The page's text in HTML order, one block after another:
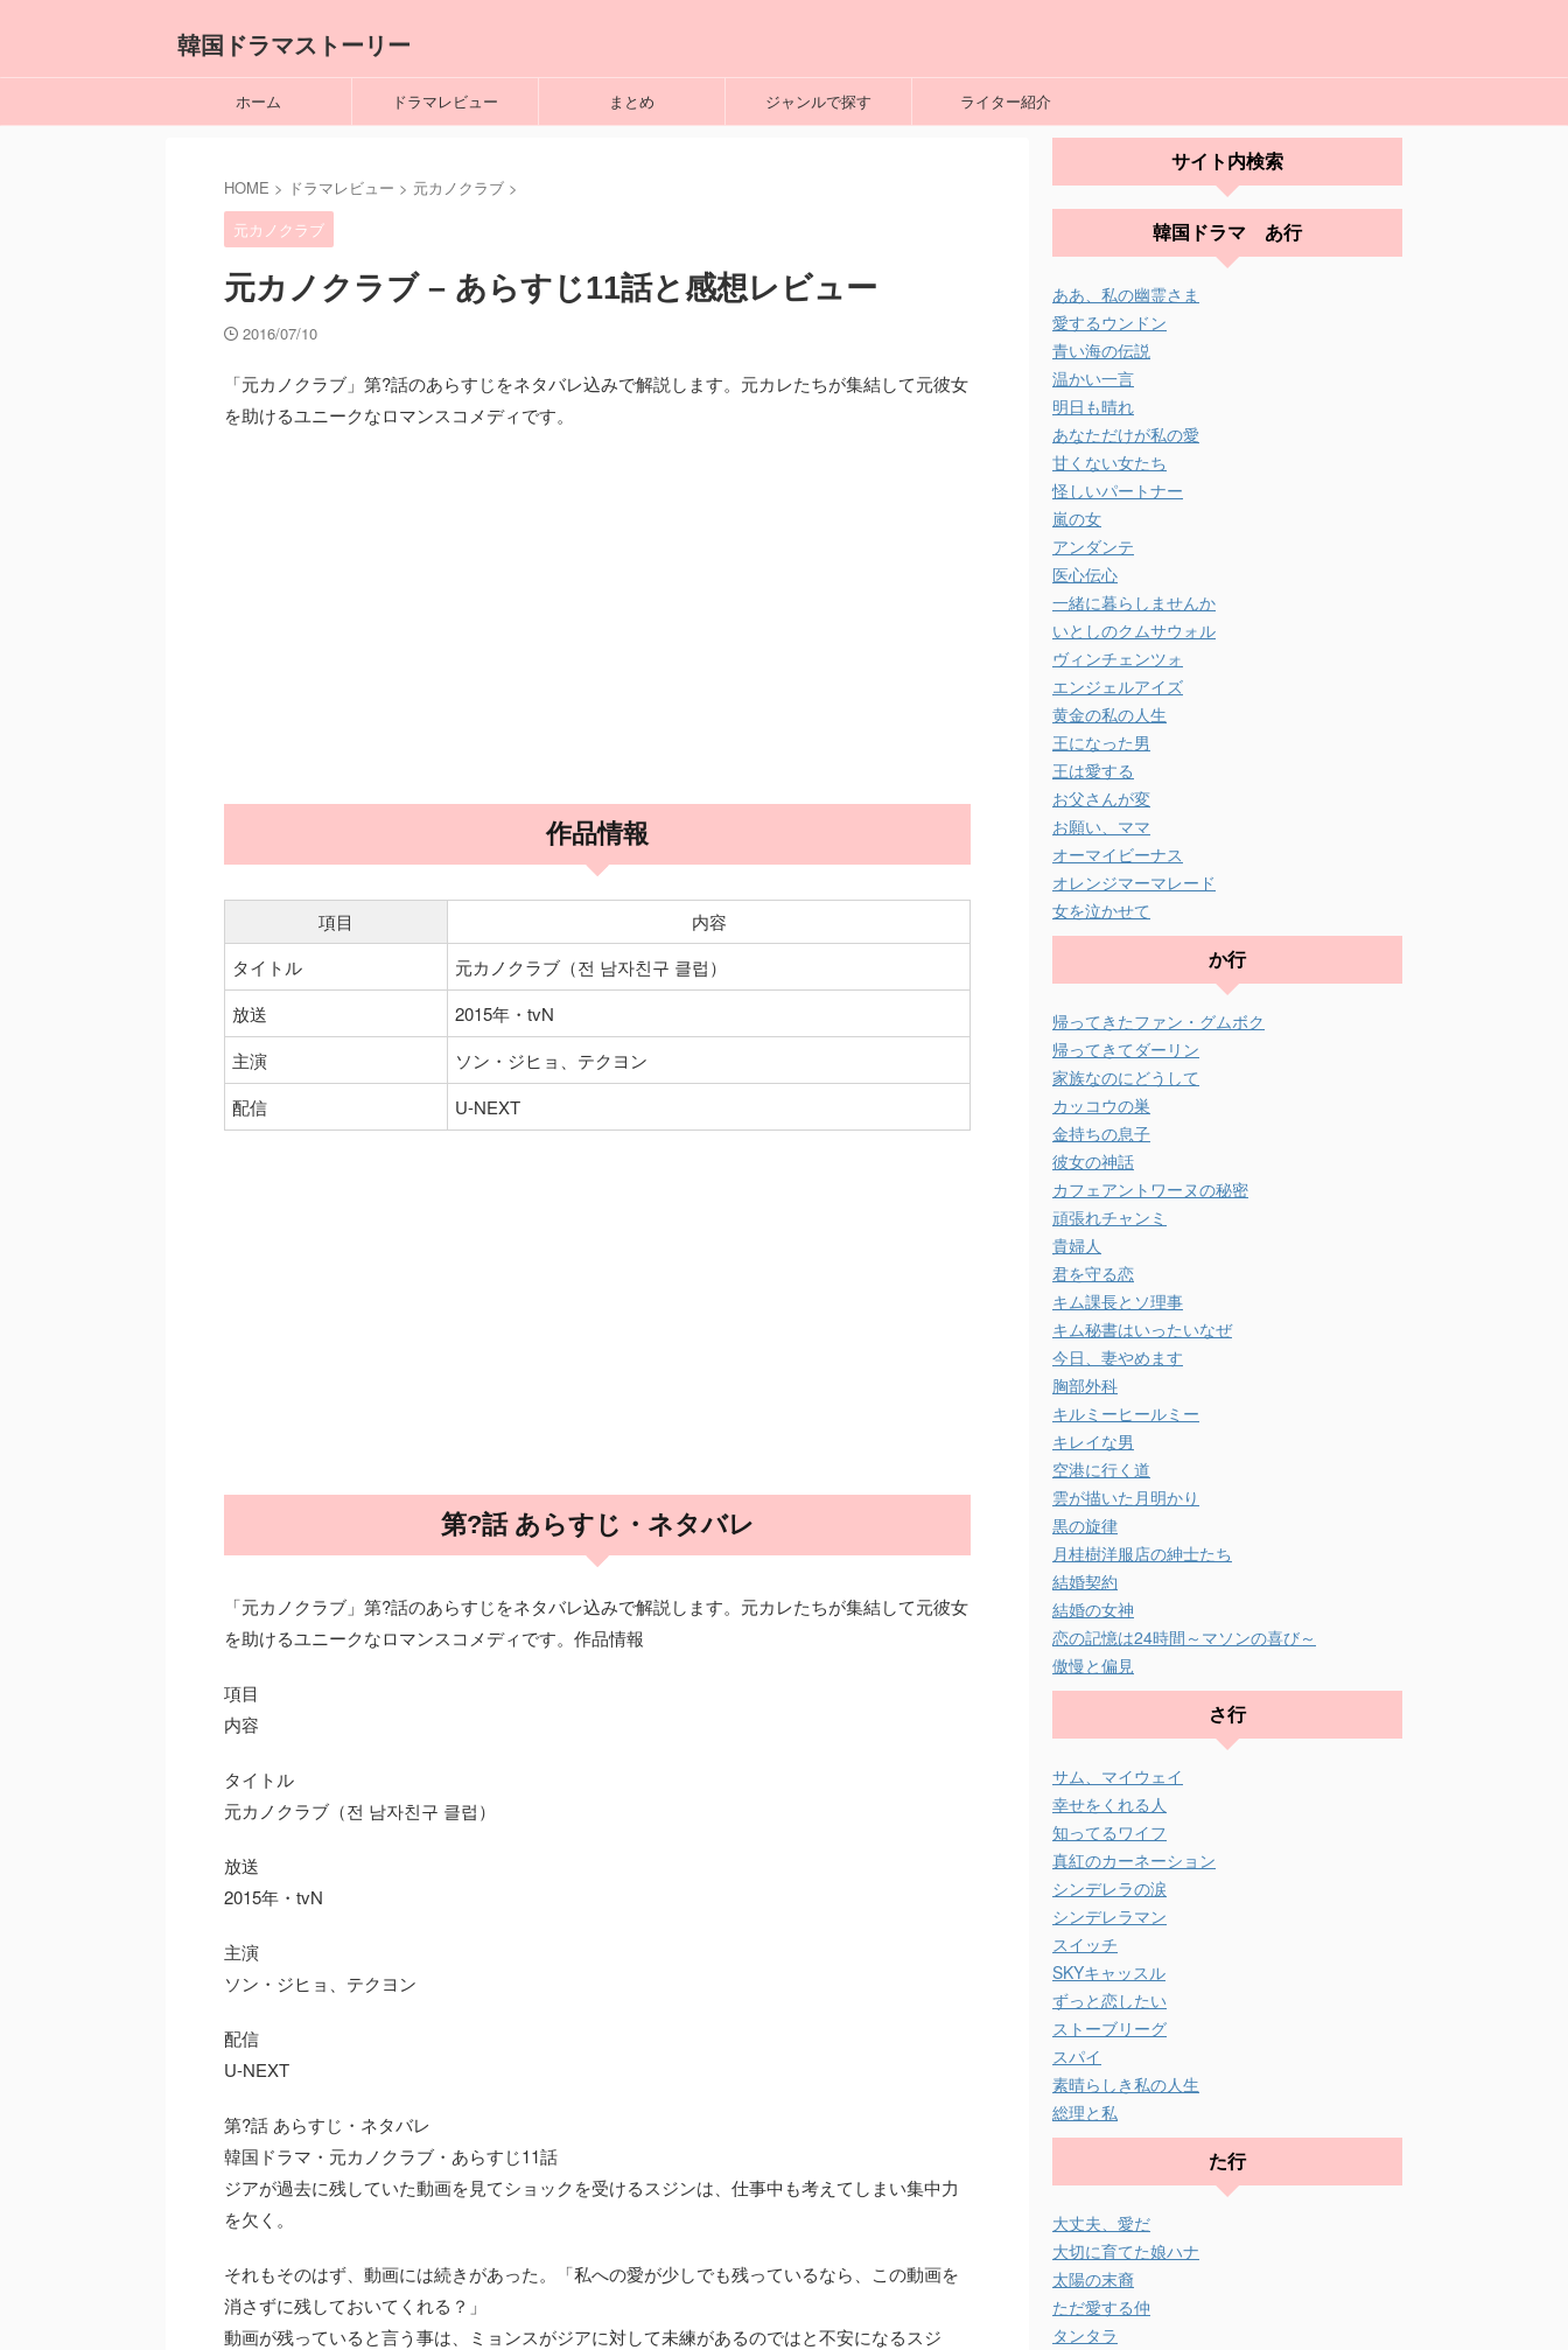
韓国ドラマストーリー
ホーム ドラマレビュー まとめ ジャンルで探す ライター紹介
HOME > ドラマレビュー > 元カノクラブ >
元カノクラブ
元カノクラブ – あらすじ11話と感想レビュー
2016/07/10
「元カノクラブ」第?話のあらすじをネタバレ込みで解説します。元カレたちが集結して元彼女
を助けるユニークなロマンスコメディです。
作品情報
項目
内容
タイトル
元カノクラブ（전 남자친구 클럽）
放送
2015年・tvN
主演
ソン・ジヒョ、テクヨン
配信
U-NEXT
第?話 あらすじ・ネタバレ
「元カノクラブ」第?話のあらすじをネタバレ込みで解説します。元カレたちが集結して元彼女
を助けるユニークなロマンスコメディです。作品情報
項目
内容
タイトル
元カノクラブ（전 남자친구 클럽）
放送
2015年・tvN
主演
ソン・ジヒョ、テクヨン
配信
U-NEXT
第?話 あらすじ・ネタバレ
韓国ドラマ・元カノクラブ・あらすじ11話
ジアが過去に残していた動画を見てショックを受けるスジンは、仕事中も考えてしまい集中力
を欠く。
それもそのはず、動画には続きがあった。「私への愛が少しでも残っているなら、この動画を
消さずに残しておいてくれる？」
動画が残っていると言う事は、ミョンスがジアに対して未練があるのではと不安になるスジ
サイト内検索
韓国ドラマ あ行
ああ、私の幽霊さま
愛するウンドン
青い海の伝説
温かい一言
明日も晴れ
あなただけが私の愛
甘くない女たち
怪しいパートナー
嵐の女
アンダンテ
医心伝心
一緒に暮らしませんか
いとしのクムサウォル
ヴィンチェンツォ
エンジェルアイズ
黄金の私の人生
王になった男
王は愛する
お父さんが変
お願い、ママ
オーマイビーナス
オレンジマーマレード
女を泣かせて
か行
帰ってきたファン・グムボク
帰ってきてダーリン
家族なのにどうして
カッコウの巣
金持ちの息子
彼女の神話
カフェアントワーヌの秘密
頑張れチャンミ
貴婦人
君を守る恋
キム課長とソ理事
キム秘書はいったいなぜ
今日、妻やめます
胸部外科
キルミーヒールミー
キレイな男
空港に行く道
雲が描いた月明かり
黒の旋律
月桂樹洋服店の紳士たち
結婚契約
結婚の女神
恋の記憶は24時間～マソンの喜び～
傲慢と偏見
さ行
サム、マイウェイ
幸せをくれる人
知ってるワイフ
真紅のカーネーション
シンデレラの涙
シンデレラマン
スイッチ
SKYキャッスル
ずっと恋したい
ストーブリーグ
スパイ
素晴らしき私の人生
総理と私
た行
大丈夫、愛だ
大切に育てた娘ハナ
太陽の末裔
ただ愛する仲
タンタラ